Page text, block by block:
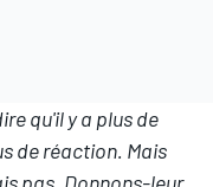
qu'il y a plus de
de réaction. Mais